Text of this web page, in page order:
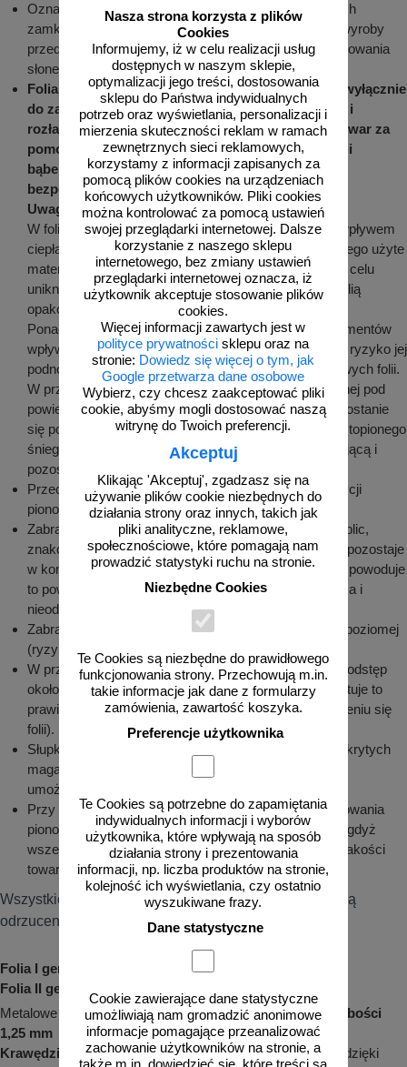
Nasza strona korzysta z plików
Cookies
Informujemy, iż w celu realizacji usług
dostępnych w naszym sklepie,
optymalizacji jego treści, dostosowania
sklepu do Państwa indywidualnych
potrzeb oraz wyświetlania, personalizacji i
mierzenia skuteczności reklam w ramach
zewnętrznych sieci reklamowych,
korzystamy z informacji zapisanych za
pomocą plików cookies na urządzeniach
końcowych użytkowników. Pliki cookies
można kontrolować za pomocą ustawień
swojej przeglądarki internetowej. Dalsze
korzystanie z naszego sklepu
internetowego, bez zmiany ustawień
przeglądarki internetowej oznacza, iż
użytkownik akceptuje stosowanie plików
cookies.
Więcej informacji zawartych jest w
polityce prywatności sklepu oraz na
stronie: Dowiedz się więcej o tym, jak
Google przetwarza dane osobowe
Wybierz, czy chcesz zaakceptować pliki
cookie, abyśmy mogli dostosować naszą
witrynę do Twoich preferencji.
Akceptuj
Klikając 'Akceptuj', zgadzasz się na
używanie plików cookie niezbędnych do
działania strony oraz innych, takich jak
pliki analityczne, reklamowe,
społecznościowe, które pomagają nam
prowadzić statystyki ruchu na stronie.
Niezbędne Cookies
Te Cookies są niezbędne do prawidłowego
funkcjonowania strony. Przechowują m.in.
takie informacje jak dane z formularzy
zamówienia, zawartość koszyka.
Preferencje użytkownika
Te Cookies są potrzebne do zapamiętania
indywidualnych informacji i wyborów
użytkownika, które wpływają na sposób
działania strony i prezentowania
informacji, np. liczba produktów na stronie,
kolejność ich wyświetlania, czy ostatnio
wyszukiwane frazy.
Dane statystyczne
Cookie zawierające dane statystyczne
umożliwiają nam gromadzić anonimowe
informacje pomagające przeanalizować
zachowanie użytkowników na stronie, a
Oznakowanie powinno być składowane w magazynach
zamkniętych lub zadaszonych wiatach, chroniących wyroby
przed deszczem lub nadmiernym działaniem promieniowania
słonecznego.
Folia, w którą pakowany jest element służy tylko i wyłącznie
do zabezpieczenia elementów w czasie transportu i
rozładunku. W żadnym wypadku zabezpieczony towar za
pomocą: przekładek gąbkowych, kartonowych, folii
bąbelkowych oraz folii typu stretch nie nadaje się
bezpośrednio do długiego składowania.
Uwaga
W foliach znajdują się związki chemiczne, które pod wpływem
ciepła i wilgoci mogą odbarwić powłokę malarską, dlatego użyte
materiały opakowaniowe muszą być doszczelnione w celu
uniknięcia kondensacji wilgoci pomiędzy powłoką, a folią
opakowaniową.
Ponadto kondensacja pary wodnej na powierzchni elementów
wpływa niekorzystnie na folię odblaskową, stwarzając ryzyko jej
podnoszenia oraz pogorszenia właściwości odblaskowych folii.
W przypadku zaobserwowania kondensacji pary wodnej pod
powierzchnią folii zabezpieczającej lub w przypadku dostanie
się pod nią wody z opadów atmosferycznych lub z roztopionego
śniegu, należy niezwłocznie usunąć folię zabezpieczającą i
pozostawić element do wyschnięcia.
Przechowywane tablice i znaki należy układać w pozycji
pionowej na podkładkach drewnianych lub paletach.
Zabrania się składowania oznakowania pionowego (tablic,
znaków) bezpośrednio na ziemi. Jeżeli woda lub brud pozostaje
w kontakcie ze znakiem (tablicą) przez dłuższy czas, powoduje
to powstanie trwałych zmarszczek, odbarwienie się lica i
nieodwracalną utratę odblaskowości folii.
Zabrania się składowania znaków lub tablic w pozycji poziomej
(ryzyko uszkodzenia folii).
W przypadku długiego składowania należy zachować odstęp
około 10 cm pomiędzy licami tablic lub znaku (gwarantuje to
prawidłową cyrkulację powietrza i zapobiega marszczeniu się
folii).
Słupki, uchwyty i inne elementy przechowywane w odkrytych
magazynach składować w ażurowych pojemnikach
umożliwiających ściekanie wody.
Przy rozładunku i przechowywaniu elementów oznakowania
pionowego należy zachować szczególną ostrożność, gdyż
wszelkiego rodzaju zarysowania powodują obniżenie jakości
towaru.
Wszystkie odstępstwa od niniejszej instrukcji powodują
odrzucenie reklamacji.
Folia I generacji (typ I) - 7 lat gwarancji!
Folia II generacji (typ II) - 10 lat gwarancji!
Metalowe znaki drogowe są wykonywane nablasze o grubości
1,25 mm
Krawędzie
są odpowiedniozagięte, arogi zaokrąglone
, dzięki